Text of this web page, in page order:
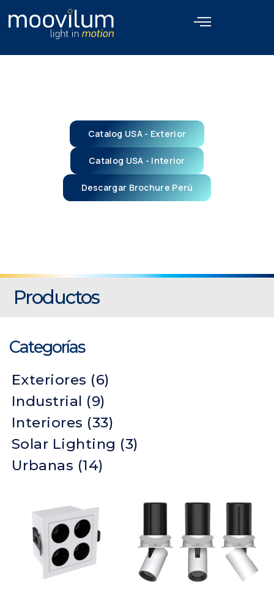
Catalog USA - Exterior
Catalog USA - Interior
Descargar Brochure Perú
Productos
Categorías
Exteriores (6)
Industrial (9)
Interiores (33)
Solar Lighting (3)
Urbanas (14)